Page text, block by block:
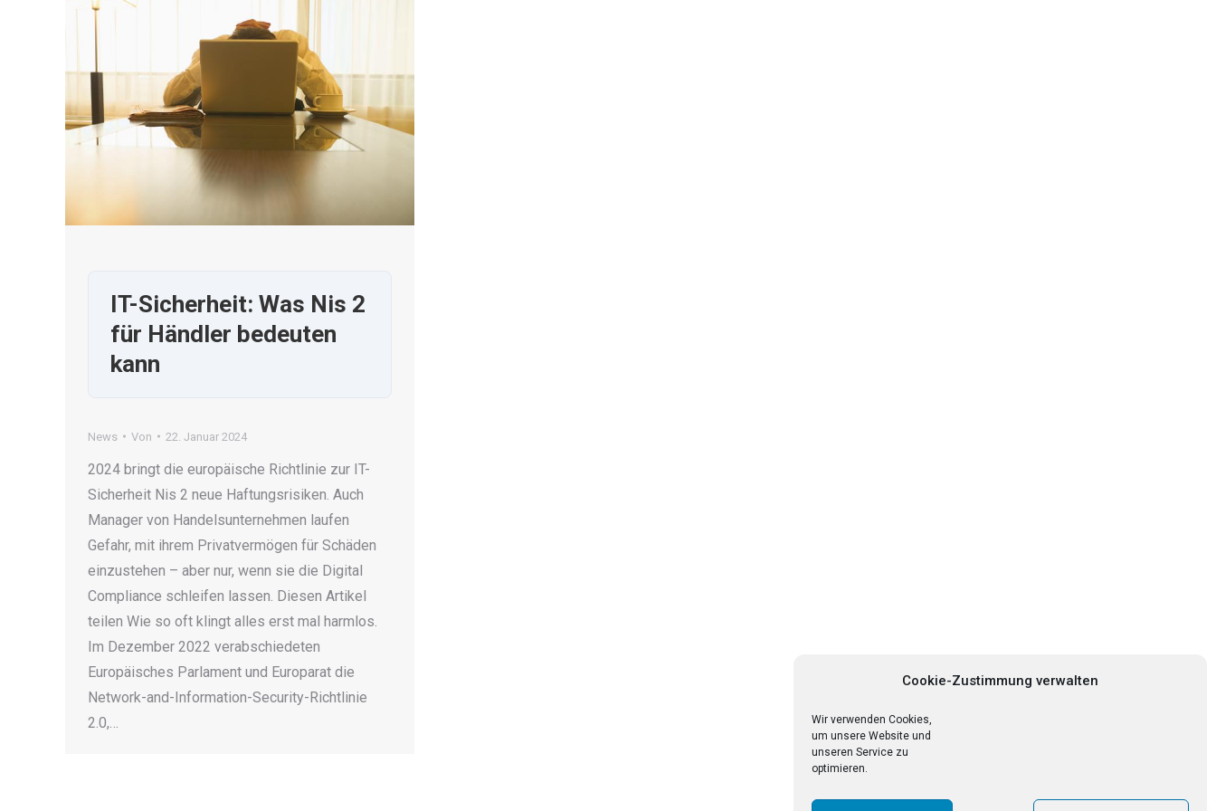
Cookie-Zustimmung verwalten
Wir verwenden Cookies,
um unsere Website und
unseren Service zu
optimieren.
IT-Sicherheit: Was Nis 2
für Händler bedeuten
kann
News Von 22. Januar 2024
2024 bringt die europäische Richtlinie zur IT-
Sicherheit Nis 2 neue Haftungsrisiken. Auch
Manager von Handelsunternehmen laufen
Gefahr, mit ihrem Privatvermögen für Schäden
einzustehen – aber nur, wenn sie die Digital
Compliance schleifen lassen. Diesen Artikel
teilen Wie so oft klingt alles erst mal harmlos.
Im Dezember 2022 verabschiedeten
Europäisches Parlament und Europarat die
Network-and-Information-Security-Richtlinie
2.0,…